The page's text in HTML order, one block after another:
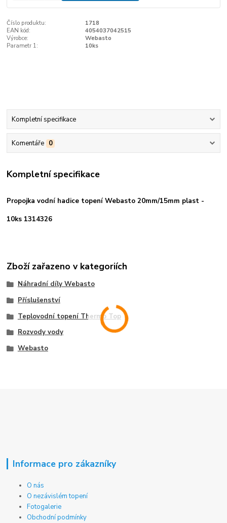
Číslo produktu:
1718
EAN kód:
4054037042515
Výrobce:
Webasto
Parametr 1:
10ks
Kompletní specifikace
Komentáře 0
Kompletní specifikace
Propojka vodní hadice topení Webasto 20mm/15mm plast -
10ks 1314326
Zboží zařazeno v kategoriích
Náhradní díly Webasto
Příslušenství
Teplovodní topení Thermo Top
Rozvody vody
Webasto
Informace pro zákazníky
O nás
O nezávislém topení
Fotogalerie
Obchodní podmínky